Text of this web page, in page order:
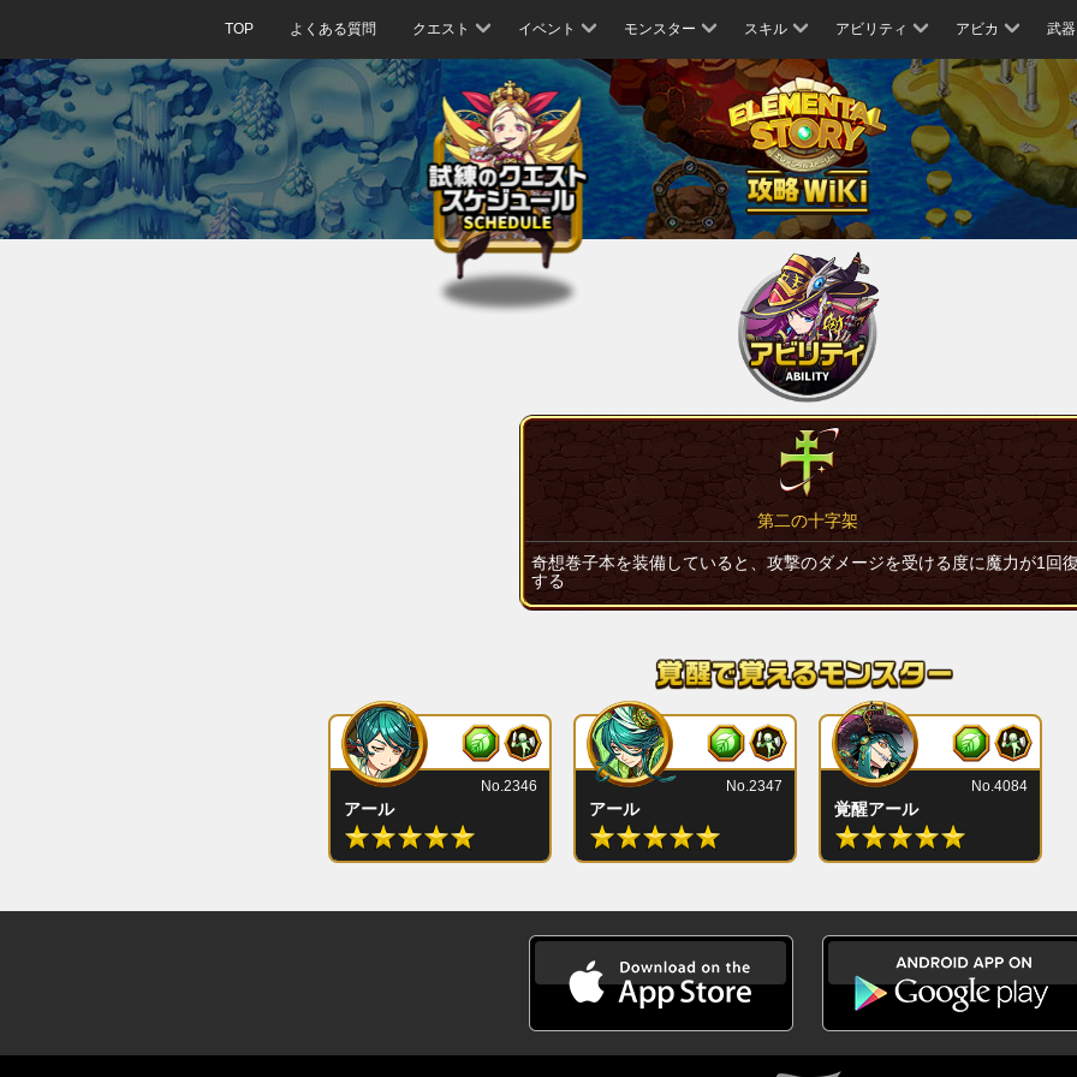
TOP よくある質問 クエスト イベント モンスター スキル アビリティ アビカ 武器
第二の十字架
奇想巻子本を装備していると、攻撃のダメージを受ける度に魔力が1回
する
アール
No.2346
アール
No.2347
覚醒アール
No.4084